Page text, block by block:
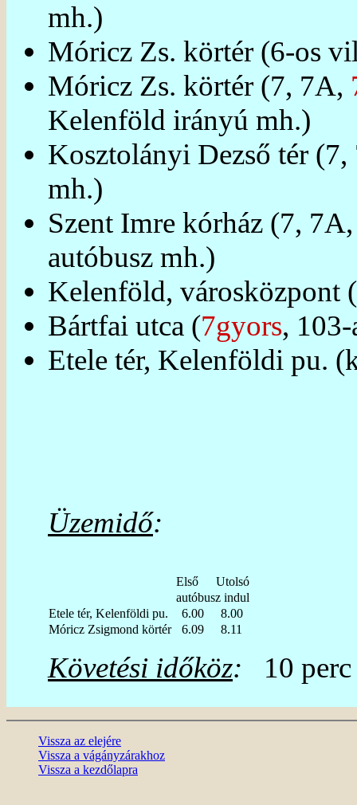
mh.)
Móricz Zs. körtér (6-os
Móricz Zs. körtér (7, 7A,
Kelenföld irányú mh.)
Kosztolányi Dezső tér
mh.)
Szent Imre kórház (7,
autóbusz mh.)
Kelenföld, városközpont (
Bártfai utca (7gyors,
Etele tér, Kelenföldi pu.
Üzemidő:
Első
Utolsó
autóbusz indul
Etele tér, Kelenföldi pu.
6.00
8.00
Móricz Zsigmond körtér
6.09 8.11
Követési időköz: 10 perc
Vissza az elejére
Vissza a vágányzárakhoz
Vissza a kezdőlapra